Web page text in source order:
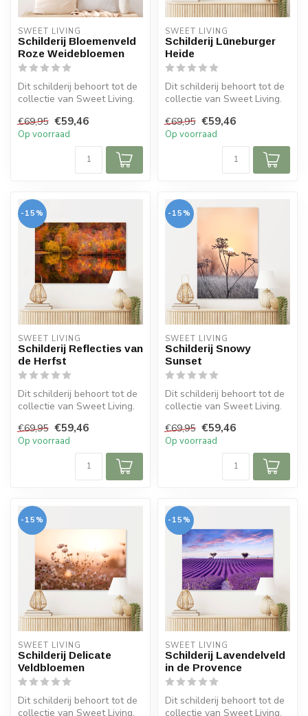
SWEET LIVING
Schilderij Bloemenveld
Roze Weidebloemen
Dit schilderij behoort tot de
collectie van Sweet Living.
€69,95 €59,46
Op voorraad
SWEET LIVING
Schilderij Lüneburger
Heide
Dit schilderij behoort tot de
collectie van Sweet Living.
€69,95 €59,46
Op voorraad
-15%
SWEET LIVING
Schilderij Reflecties van
de Herfst
Dit schilderij behoort tot de
collectie van Sweet Living.
€69,95 €59,46
Op voorraad
-15%
SWEET LIVING
Schilderij Snowy
Sunset
Dit schilderij behoort tot de
collectie van Sweet Living.
€69,95 €59,46
Op voorraad
-15%
SWEET LIVING
Schilderij Delicate
Veldbloemen
Dit schilderij behoort tot de
collectie van Sweet Living.
-15%
SWEET LIVING
Schilderij Lavendelveld
in de Provence
Dit schilderij behoort tot de
collectie van Sweet Living.